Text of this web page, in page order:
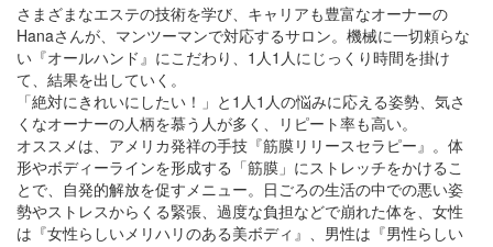
さまざまなエステの技術を学び、キャリアも豊富なオーナーの
Hanaさんが、マンツーマンで対応するサロン。機械に一切頼らな
い『オールハンド』にこだわり、1人1人にじっくり時間を掛け
て、結果を出していく。
「絶対にきれいにしたい！」と1人1人の悩みに応える姿勢、気さ
くなオーナーの人柄を慕う人が多く、リピート率も高い。
オススメは、アメリカ発祥の手技『筋膜リリースセラピー』。体
形やボディーラインを形成する「筋膜」にストレッチをかけるこ
とで、自発的解放を促すメニュー。日ごろの生活の中での悪い姿
勢やストレスからくる緊張、過度な負担などで崩れた体を、女性
は『女性らしいメリハリのある美ボディ』、男性は『男性らしい